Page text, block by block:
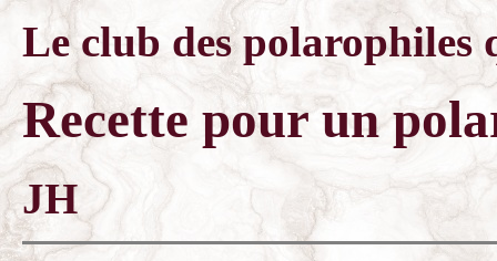
Le club des polarophiles
Recette pour un
JH